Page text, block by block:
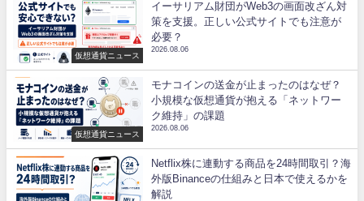
仮想通貨ニュース
イーサリアム財団がWeb3の画面改ざん対
策を支援。正しい公式サイトでも注意が
必要？
2026.08.06
仮想通貨ニュース
モナコインの送金が止まったのはなぜ？
小規模な仮想通貨が抱える「ネットワー
ク維持」の課題
2026.08.06
Netflix株に連動する商品を24時間取引？海
外版Binanceの仕組みと日本で使えるかを
解説